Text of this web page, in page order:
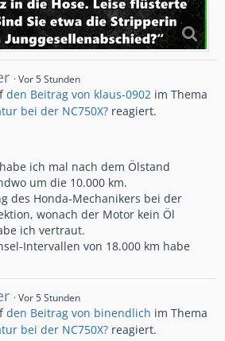
Vor 5 Stunden
den Beitrag von klaus-0902 im Thema
bei der NC750X? reagiert.
ich mal nach dem Ölstand
um die 10.000 km.
des Honda-Mechanikers bei der
wonach der Motor kein Öl
ich vertraut.
Intervallen von 18.000 km habe
Vor 5 Stunden
den Beitrag von binendlich im Thema
bei der NC750X? reagiert.